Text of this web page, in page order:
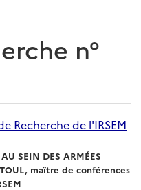
n°
Recherche de l'IRSEM
SEIN DES ARMÉES
maître de conférences